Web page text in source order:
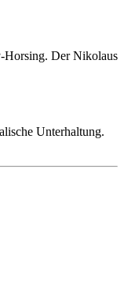
Horsing. Der Nikolaus
Unterhaltung.